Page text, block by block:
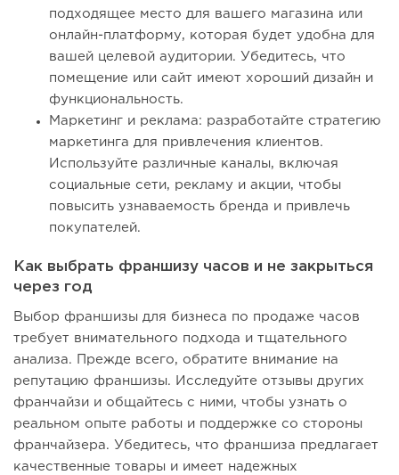
подходящее место для вашего магазина или
онлайн-платформу, которая будет удобна для
вашей целевой аудитории. Убедитесь, что
помещение или сайт имеют хороший дизайн и
функциональность.
Маркетинг и реклама: разработайте стратегию
маркетинга для привлечения клиентов.
Используйте различные каналы, включая
социальные сети, рекламу и акции, чтобы
повысить узнаваемость бренда и привлечь
покупателей.
Как выбрать франшизу часов и не закрыться
через год
Выбор франшизы для бизнеса по продаже часов
требует внимательного подхода и тщательного
анализа. Прежде всего, обратите внимание на
репутацию франшизы. Исследуйте отзывы других
франчайзи и общайтесь с ними, чтобы узнать о
реальном опыте работы и поддержке со стороны
франчайзера. Убедитесь, что франшиза предлагает
качественные товары и имеет надежных